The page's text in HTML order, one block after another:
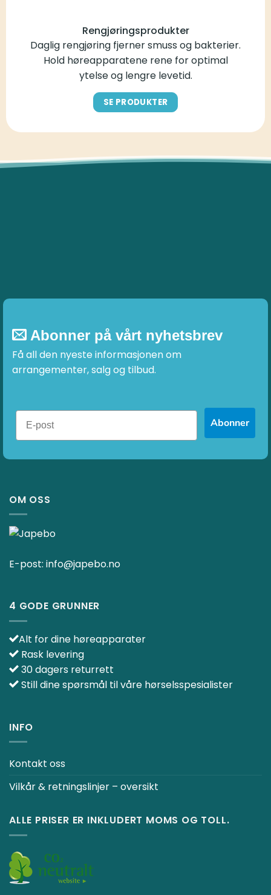
Rengjøringsprodukter
Daglig rengjøring fjerner smuss og bakterier.
Hold høreapparatene rene for optimal
ytelse og lengre levetid.
SE PRODUKTER
Abonner på vårt nyhetsbrev
Få all den nyeste informasjonen om
arrangementer, salg og tilbud.
Abonner
OM OSS
E-post: info@japebo.no
4 GODE GRUNNER
Alt for dine høreapparater
Rask levering
30 dagers returrett
Still dine spørsmål til våre hørselsspesialister
INFO
Kontakt oss
Vilkår & retningslinjer – oversikt
ALLE PRISER ER INKLUDERT MOMS OG TOLL.